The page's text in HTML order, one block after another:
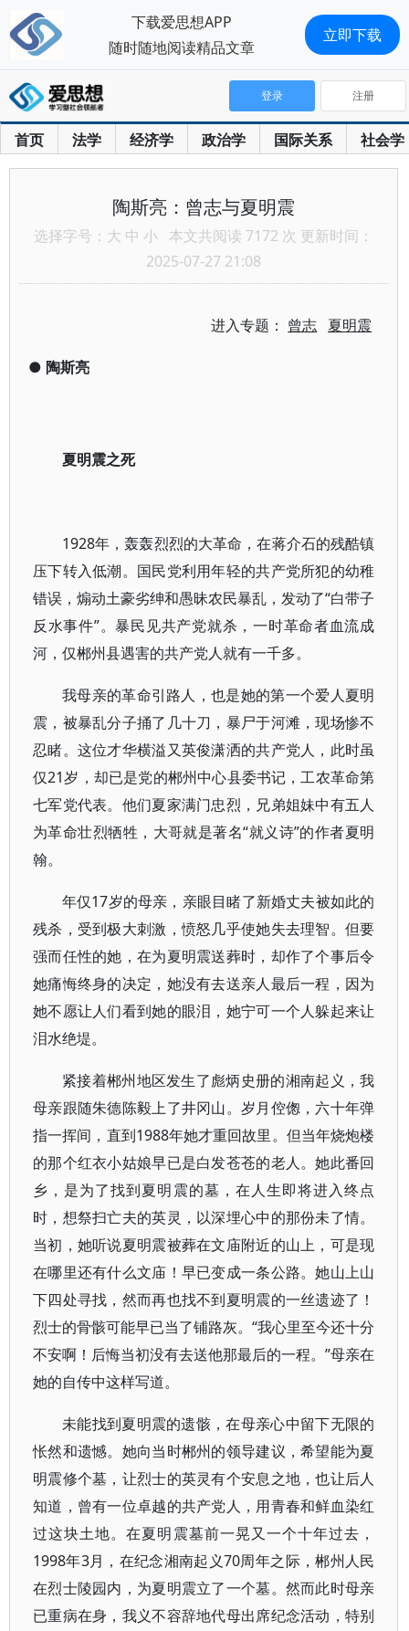
首页 法学 经济学 政治学 国际关系 社会学
登录 注册
陶斯亮：曾志与夏明震
选择字号： 大 中 小 本文共阅读 7172 次 更新时间：
2025-07-27 21:08
进入专题： 曾志 夏明震
● 陶斯亮
夏明震之死
1928年，轰轰烈烈的大革命，在蒋介石的残酷镇
压下转入低潮。国民党利用年轻的共产党所犯的幼稚
错误，煽动土豪劣绅和愚昧农民暴乱，发动了“白带子
反水事件”。暴民见共产党就杀，一时革命者血流成
河，仅郴州县遇害的共产党人就有一千多。
我母亲的革命引路人，也是她的第一个爱人夏明
震，被暴乱分子捅了几十刀，暴尸于河滩，现场惨不
忍睹。这位才华横溢又英俊潇洒的共产党人，此时虽
仅21岁，却已是党的郴州中心县委书记，工农革命第
七军党代表。他们夏家满门忠烈，兄弟姐妹中有五人
为革命壮烈牺牲，大哥就是著名“就义诗”的作者夏明
翰。
年仅17岁的母亲，亲眼目睹了新婚丈夫被如此的
残杀，受到极大刺激，愤怒几乎使她失去理智。但要
强而任性的她，在为夏明震送葬时，却作了个事后令
她痛悔终身的决定，她没有去送亲人最后一程，因为
她不愿让人们看到她的眼泪，她宁可一个人躲起来让
泪水绝堤。
紧接着郴州地区发生了彪炳史册的湘南起义，我
母亲跟随朱德陈毅上了井冈山。岁月倥偬，六十年弹
指一挥间，直到1988年她才重回故里。但当年烧炮楼
的那个红衣小姑娘早已是白发苍苍的老人。她此番回
乡，是为了找到夏明震的墓，在人生即将进入终点
时，想祭扫亡夫的英灵，以深埋心中的那份未了情。
当初，她听说夏明震被葬在文庙附近的山上，可是现
在哪里还有什么文庙！早已变成一条公路。她山上山
下四处寻找，然而再也找不到夏明震的一丝遗迹了！
烈士的骨骸可能早已当了铺路灰。“我心里至今还十分
不安啊！后悔当初没有去送他那最后的一程。”母亲在
她的自传中这样写道。
未能找到夏明震的遗骸，在母亲心中留下无限的
怅然和遗憾。她向当时郴州的领导建议，希望能为夏
明震修个墓，让烈士的英灵有个安息之地，也让后人
知道，曾有一位卓越的共产党人，用青春和鲜血染红
过这块土地。在夏明震墓前一晃又一个十年过去，
1998年3月，在纪念湘南起义70周年之际，郴州人民
在烈士陵园内，为夏明震立了一个墓。然而此时母亲
已重病在身，我义不容辞地代母出席纪念活动，特别
下载爱思想APP
随时随地阅读精品文章
立即下载